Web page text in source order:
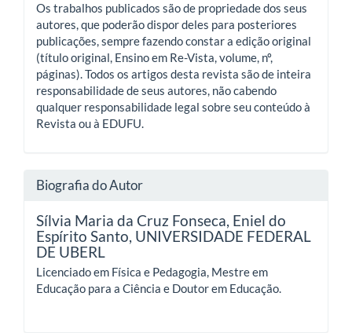
Os trabalhos publicados são de propriedade dos seus
autores, que poderão dispor deles para posteriores
publicações, sempre fazendo constar a edição original
(título original, Ensino em Re-Vista, volume, nº,
páginas). Todos os artigos desta revista são de inteira
responsabilidade de seus autores, não cabendo
qualquer responsabilidade legal sobre seu conteúdo à
Revista ou à EDUFU.
Biografia do Autor
Sílvia Maria da Cruz Fonseca, Eniel do
Espírito Santo, UNIVERSIDADE FEDERAL
DE UBERL
Licenciado em Física e Pedagogia, Mestre em
Educação para a Ciência e Doutor em Educação.